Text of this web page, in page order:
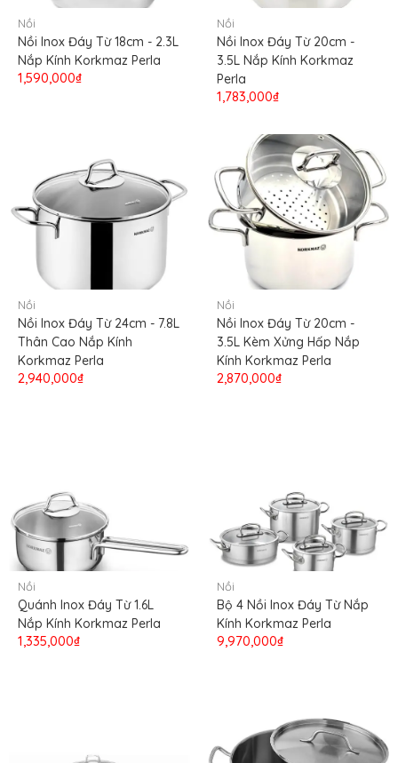
Nồi
Nồi Inox Đáy Từ 18cm - 2.3L
Nắp Kính Korkmaz Perla
1,590,000₫
Nồi
Nồi Inox Đáy Từ 20cm -
3.5L Nắp Kính Korkmaz
Perla
1,783,000₫
Nồi
Nồi Inox Đáy Từ 24cm - 7.8L
Thân Cao Nắp Kính
Korkmaz Perla
2,940,000₫
Nồi
Nồi Inox Đáy Từ 20cm -
3.5L Kèm Xửng Hấp Nắp
Kính Korkmaz Perla
2,870,000₫
Nồi
Quánh Inox Đáy Từ 1.6L
Nắp Kính Korkmaz Perla
1,335,000₫
Nồi
Bộ 4 Nồi Inox Đáy Từ Nắp
Kính Korkmaz Perla
9,970,000₫